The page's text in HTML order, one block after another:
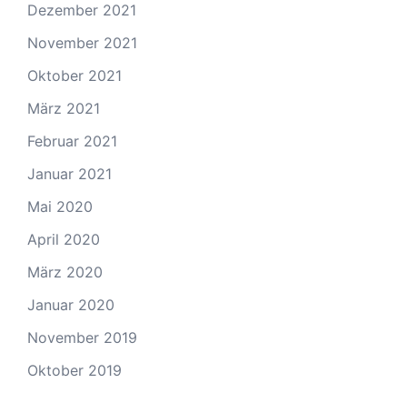
Dezember 2021
November 2021
Oktober 2021
März 2021
Februar 2021
Januar 2021
Mai 2020
April 2020
März 2020
Januar 2020
November 2019
Oktober 2019